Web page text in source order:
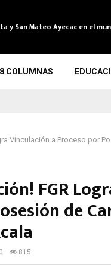
y San Mateo Ayecac en el
8 COLUMNAS
Vinculación a Proceso por
FGR
de
0 815